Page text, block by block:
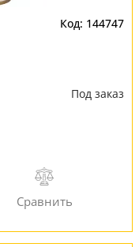
144747
Под заказ